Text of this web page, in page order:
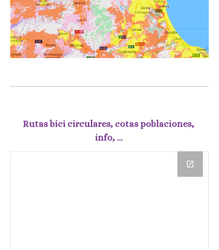
Rutas bici circulares, cotas poblaciones,
info, ...